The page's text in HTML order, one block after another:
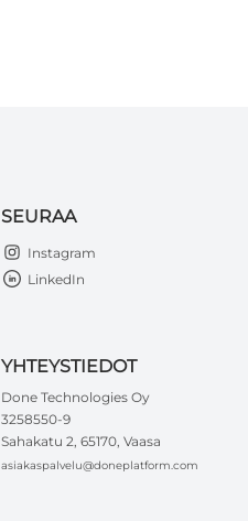
SEURAA
Instagram
LinkedIn
YHTEYSTIEDOT
Done Technologies Oy
3258550-9
Sahakatu 2, 65170, Vaasa
asiakaspalvelu@doneplatform.com